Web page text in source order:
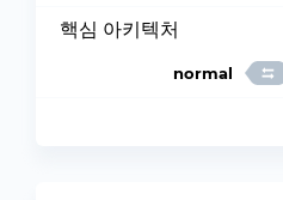
핵심 아키텍처
normal